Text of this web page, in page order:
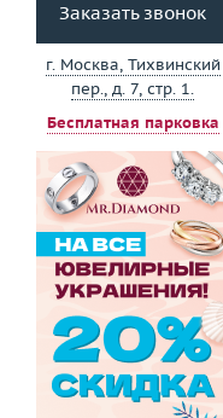
Заказать звонок
г. Москва, Тихвинский
пер., д. 7, стр. 1.
Бесплатная парковка